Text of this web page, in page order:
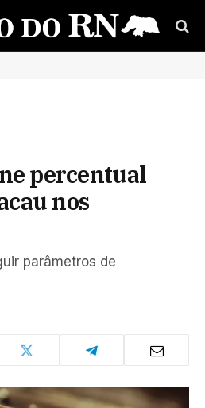
percentual
nos
parâmetros de